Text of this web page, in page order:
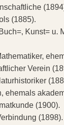
(1885).
Kunst= u.
Verein
ehemals
(1900).
(1898).